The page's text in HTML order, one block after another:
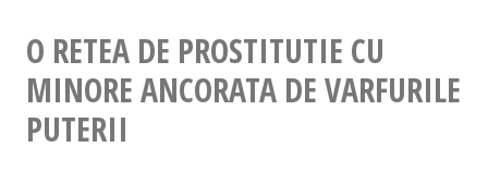
O RETEA DE PROSTITUTIE CU
MINORE ANCORATA DE VARFURILE
PUTERII